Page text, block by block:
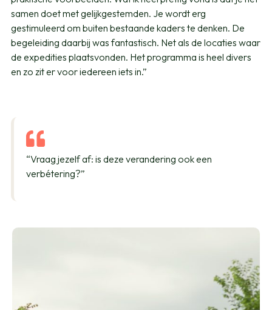
samen doet met gelijkgestemden. Je wordt erg
gestimuleerd om buiten bestaande kaders te denken. De
begeleiding daarbij was fantastisch. Net als de locaties waar
de expedities plaatsvonden. Het programma is heel divers
en zo zit er voor iedereen iets in.”
“Vraag jezelf af: is deze verandering ook een
verbétering?”